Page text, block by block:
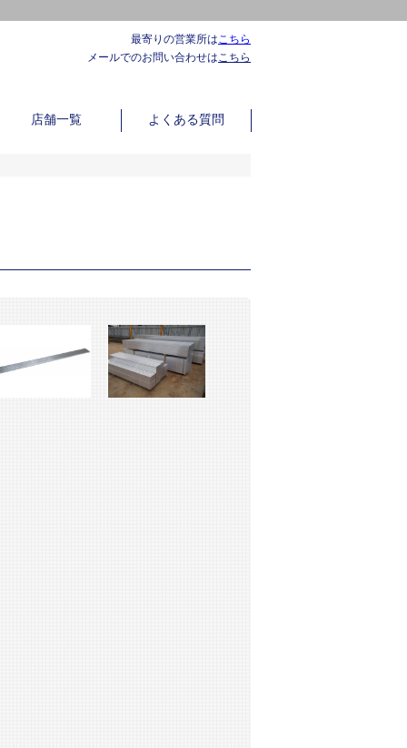
最寄りの営業所はこちら
メールでのお問い合わせはこちら
店舗一覧 よくある質問